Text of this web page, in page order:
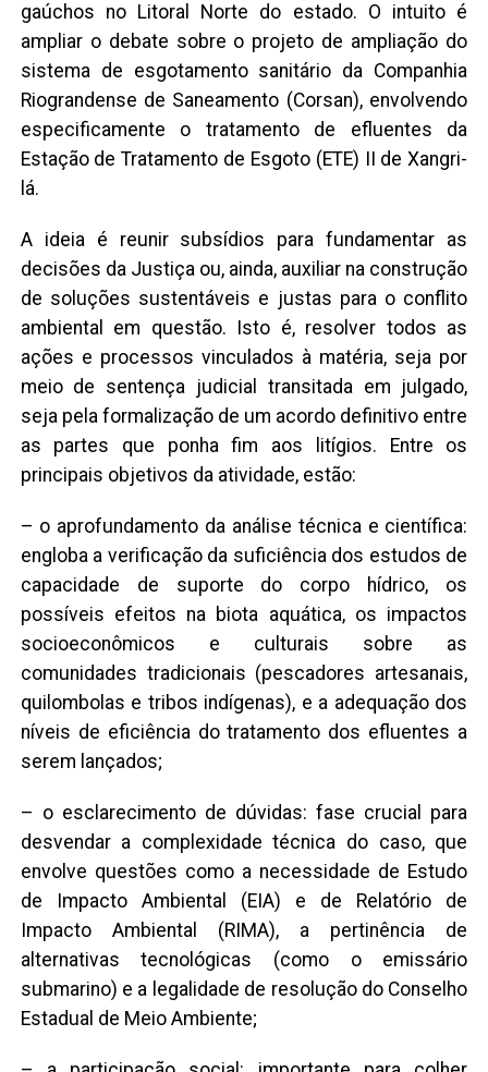
gaúchos no Litoral Norte do estado. O intuito é
ampliar o debate sobre o projeto de ampliação do
sistema de esgotamento sanitário da Companhia
Riograndense de Saneamento (Corsan), envolvendo
especificamente o tratamento de efluentes da
Estação de Tratamento de Esgoto (ETE) II de Xangri-
lá.
A ideia é reunir subsídios para fundamentar as
decisões da Justiça ou, ainda, auxiliar na construção
de soluções sustentáveis e justas para o conflito
ambiental em questão. Isto é, resolver todos as
ações e processos vinculados à matéria, seja por
meio de sentença judicial transitada em julgado,
seja pela formalização de um acordo definitivo entre
as partes que ponha fim aos litígios. Entre os
principais objetivos da atividade, estão:
– o aprofundamento da análise técnica e científica:
engloba a verificação da suficiência dos estudos de
capacidade de suporte do corpo hídrico, os
possíveis efeitos na biota aquática, os impactos
socioeconômicos e culturais sobre as
comunidades tradicionais (pescadores artesanais,
quilombolas e tribos indígenas), e a adequação dos
níveis de eficiência do tratamento dos efluentes a
serem lançados;
– o esclarecimento de dúvidas: fase crucial para
desvendar a complexidade técnica do caso, que
envolve questões como a necessidade de Estudo
de Impacto Ambiental (EIA) e de Relatório de
Impacto Ambiental (RIMA), a pertinência de
alternativas tecnológicas (como o emissário
submarino) e a legalidade de resolução do Conselho
Estadual de Meio Ambiente;